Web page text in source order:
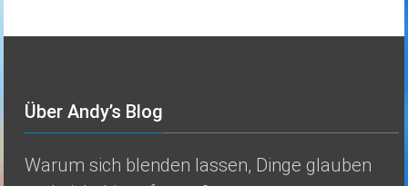
Über Andy’s Blog
Warum sich blenden lassen, Dinge glauben